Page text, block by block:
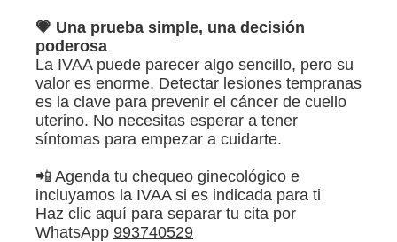
💗 Una prueba simple, una decisión
poderosa
La IVAA puede parecer algo sencillo, pero su
valor es enorme. Detectar lesiones tempranas
es la clave para prevenir el cáncer de cuello
uterino. No necesitas esperar a tener
síntomas para empezar a cuidarte.
📲 Agenda tu chequeo ginecológico e
incluyamos la IVAA si es indicada para ti
Haz clic aquí para separar tu cita por
WhatsApp 993740529